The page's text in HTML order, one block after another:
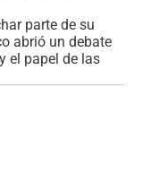
parte de su
abrió un debate
el papel de las